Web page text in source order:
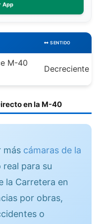
App
SENTIDO
M-40
Decreciente
en la M-40
más cámaras de la
para su
la Carretera en
por obras,
o